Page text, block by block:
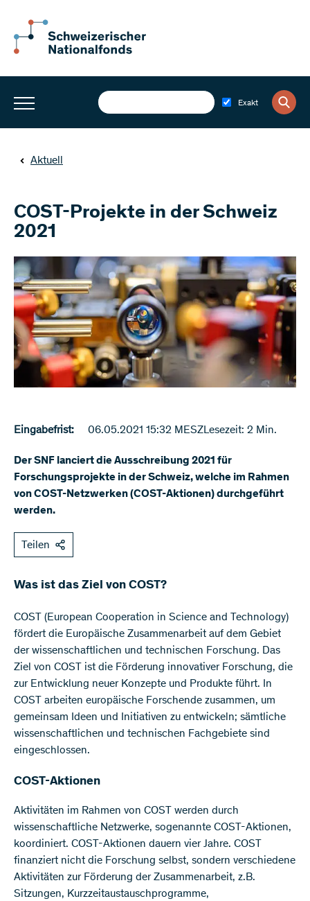
Exakt
Aktuell
COST-Projekte in der Schweiz
2021
Eingabefrist: 06.05.2021 15:32 MESZLesezeit: 2 Min.
Der SNF lanciert die Ausschreibung 2021 für
Forschungsprojekte in der Schweiz, welche im Rahmen
von COST-Netzwerken (COST-Aktionen) durchgeführt
werden.
Teilen
Was ist das Ziel von COST?
COST (European Cooperation in Science and Technology)
fördert die Europäische Zusammenarbeit auf dem Gebiet
der wissenschaftlichen und technischen Forschung. Das
Ziel von COST ist die Förderung innovativer Forschung, die
zur Entwicklung neuer Konzepte und Produkte führt. In
COST arbeiten europäische Forschende zusammen, um
gemeinsam Ideen und Initiativen zu entwickeln; sämtliche
wissenschaftlichen und technischen Fachgebiete sind
eingeschlossen.
COST-Aktionen
Aktivitäten im Rahmen von COST werden durch
wissenschaftliche Netzwerke, sogenannte COST-Aktionen,
koordiniert. COST-Aktionen dauern vier Jahre. COST
finanziert nicht die Forschung selbst, sondern verschiedene
Aktivitäten zur Förderung der Zusammenarbeit, z.B.
Sitzungen, Kurzzeitaustauschprogramme,